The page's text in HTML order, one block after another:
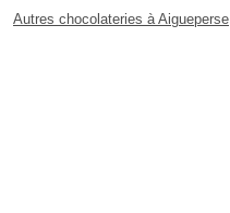
Autres chocolateries à Aigueperse